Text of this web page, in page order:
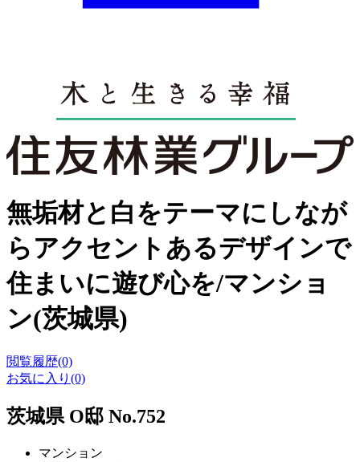
無垢材と白をテーマにしなが
らアクセントあるデザインで
住まいに遊び心を/マンショ
ン(茨城県)
閲覧履歴(0)
お気に入り(0)
茨城県 O邸 No.752
マンション